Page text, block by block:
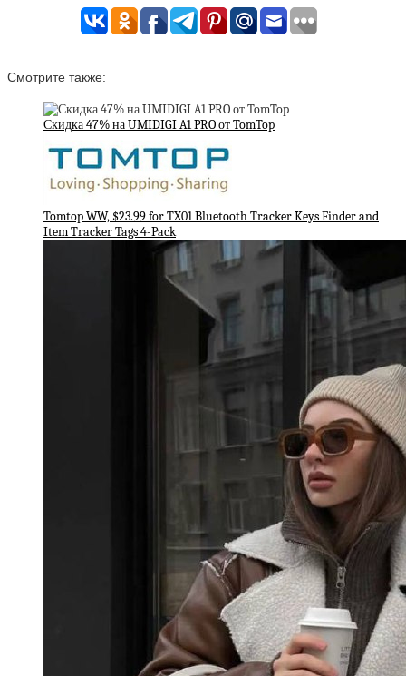
Смотрите также:
Скидка 47% на UMIDIGI A1 PRO от TomTop
Tomtop WW, $23.99 for TX01 Bluetooth Tracker Keys Finder and
Item Tracker Tags 4-Pack